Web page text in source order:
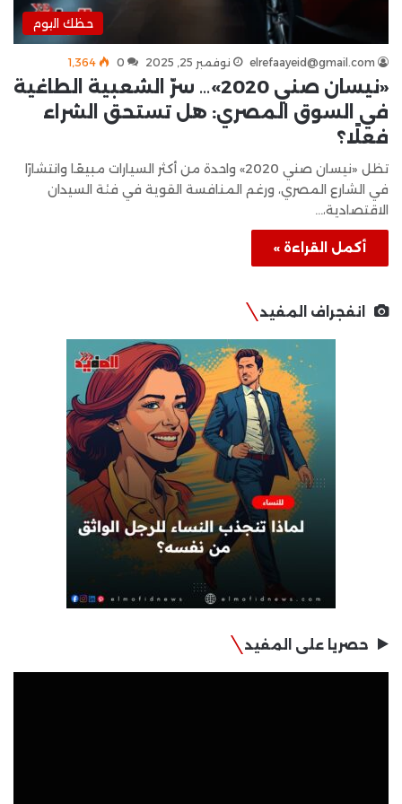
حظك اليوم
elrefaayeid@gmail.com نوفمبر 25, 2025 0 1٬364
«نيسان صني 2020»… سرّ الشعبية الطاغية
في السوق المصري: هل تستحق الشراء
فعلًا؟
تظل «نيسان صني 2020» واحدة من أكثر السيارات مبيعًا وانتشارًا
في الشارع المصري، ورغم المنافسة القوية في فئة السيدان
الاقتصادية،…
أكمل القراءة »
انفجراف المفيد
حصريا على المفيد